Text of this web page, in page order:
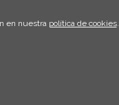
en nuestra política de cookies.